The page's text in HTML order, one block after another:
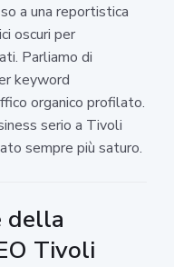
a una reportistica
oscuri per
Parliamo di
keyword
organico profilato.
serio a Tivoli
sempre più saturo.
della
Tivoli